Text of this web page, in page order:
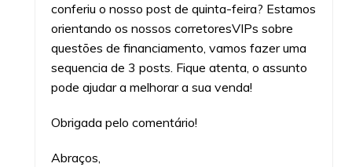
conferiu o nosso post de quinta-feira? Estamos
orientando os nossos corretoresVIPs sobre
questões de financiamento, vamos fazer uma
sequencia de 3 posts. Fique atenta, o assunto
pode ajudar a melhorar a sua venda!
Obrigada pelo comentário!
Abraços,